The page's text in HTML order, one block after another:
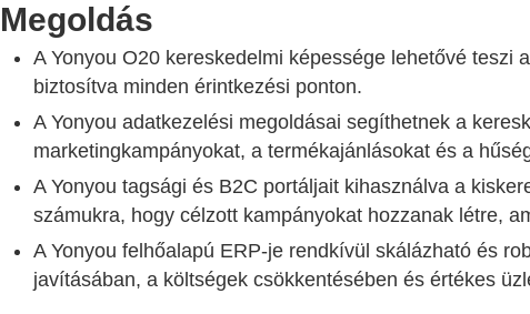
Megoldás
A Yonyou O20 kereskedelmi képessége lehetővé
biztosítva minden érintkezési ponton.
A Yonyou adatkezelési megoldásai segíthetnek a
marketingkampányokat, a termékajánlásokat és a
A Yonyou tagsági és B2C portáljait kihasználva a
számukra, hogy célzott kampányokat hozzanak létre,
A Yonyou felhőalapú ERP-je rendkívül skálázható és
javításában, a költségek csökkentésében és értékes